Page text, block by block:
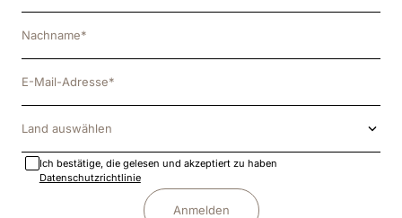
Land auswählen
Ich bestätige, die gelesen und akzeptiert zu haben
Datenschutzrichtlinie
Anmelden